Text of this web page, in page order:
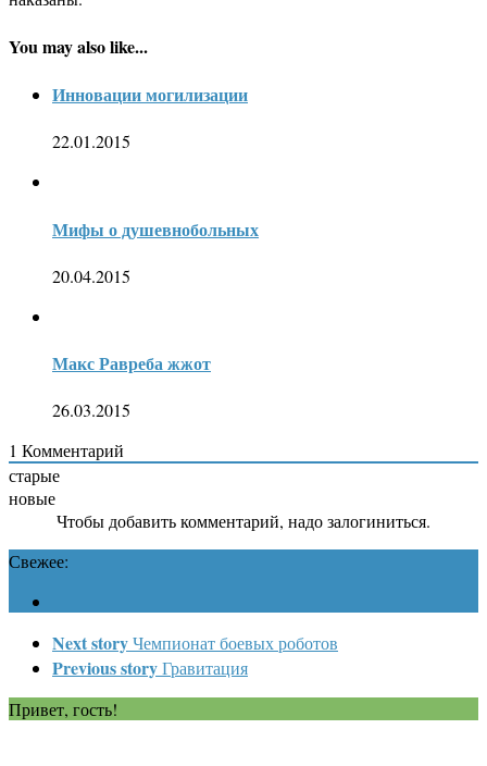
You may also like...
Инновации могилизации
22.01.2015
Мифы о душевнобольных
20.04.2015
Макс Равреба жжот
26.03.2015
1 Комментарий
старые
новые
Чтобы добавить комментарий, надо залогиниться.
Свежее:
Next storyЧемпионат боевых роботов
Previous storyГравитация
Привет, гость!